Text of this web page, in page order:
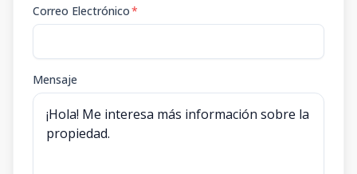
Correo Electrónico*
Mensaje